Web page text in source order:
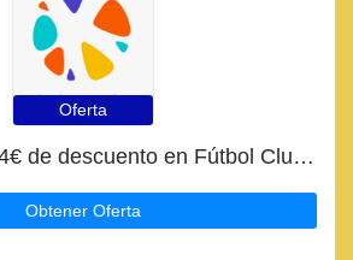
Oferta
Obtenga hasta 4€ de descuento en Fútbol Club Barcelona: entradas para el Camp Nou Experience Tour en Barcelona | finaliza pronto
Obtener Oferta